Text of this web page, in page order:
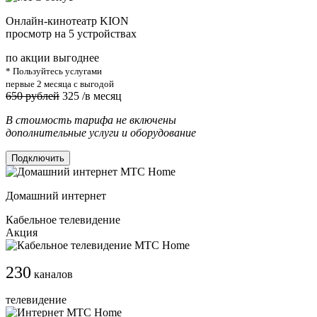
Онлайн-кинотеатр KION
просмотр на 5 устройствах
по акции выгоднее
* Пользуйтесь услугами
первые 2 месяца с выгодой
650 рублей 325 /в месяц
В стоимость тарифа не включены
дополнительные услуги и оборудование
Подключить
Домашний интернет
Кабельное телевидение
Акция
230 каналов
телевидение